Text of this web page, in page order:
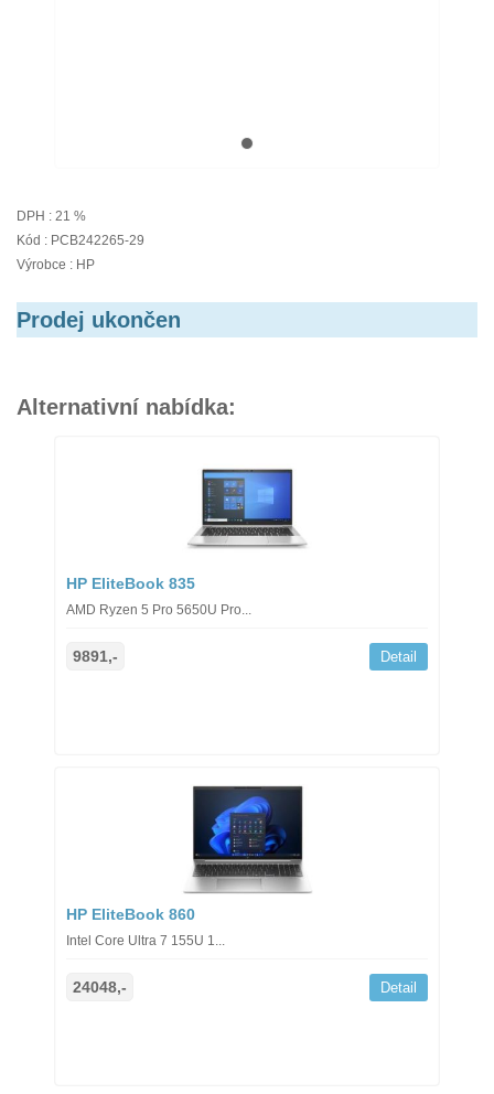
DPH : 21 %
Kód : PCB242265-29
Výrobce : HP
Prodej ukončen
Alternativní nabídka:
HP EliteBook 835
AMD Ryzen 5 Pro 5650U Pro...
9891,- Detail
HP EliteBook 860
Intel Core Ultra 7 155U 1...
24048,- Detail